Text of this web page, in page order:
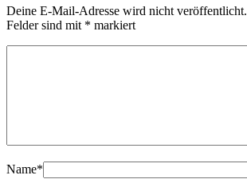
Deine E-Mail-Adresse wird nicht veröffentlicht.
Felder sind mit * markiert
Name*